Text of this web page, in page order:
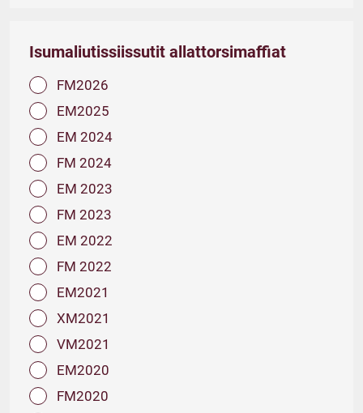
Isumaliutissiissutit allattorsimaffiat
FM2026
EM2025
EM 2024
FM 2024
EM 2023
FM 2023
EM 2022
FM 2022
EM2021
XM2021
VM2021
EM2020
FM2020